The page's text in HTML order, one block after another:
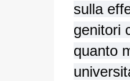
sulla
genitori
quanto